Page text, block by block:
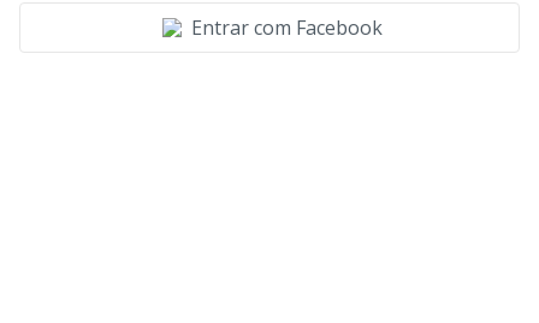
Entrar com Facebook